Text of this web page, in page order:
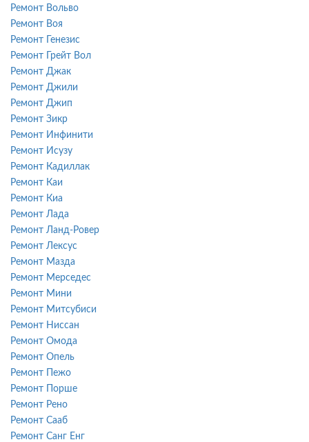
Ремонт Вольво
Ремонт Воя
Ремонт Генезис
Ремонт Грейт Вол
Ремонт Джак
Ремонт Джили
Ремонт Джип
Ремонт Зикр
Ремонт Инфинити
Ремонт Исузу
Ремонт Кадиллак
Ремонт Каи
Ремонт Киа
Ремонт Лада
Ремонт Ланд-Ровер
Ремонт Лексус
Ремонт Мазда
Ремонт Мерседес
Ремонт Мини
Ремонт Митсубиси
Ремонт Ниссан
Ремонт Омода
Ремонт Опель
Ремонт Пежо
Ремонт Порше
Ремонт Рено
Ремонт Сааб
Ремонт Санг Енг